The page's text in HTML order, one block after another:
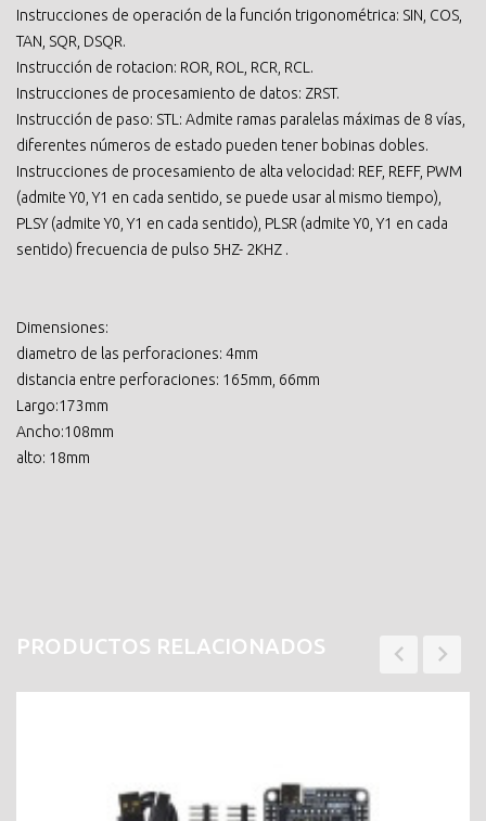
Instrucciones de operación de la función trigonométrica: SIN, COS,
TAN, SQR, DSQR.
Instrucción de rotacion: ROR, ROL, RCR, RCL.
Instrucciones de procesamiento de datos: ZRST.
Instrucción de paso: STL: Admite ramas paralelas máximas de 8 vías,
diferentes números de estado pueden tener bobinas dobles.
Instrucciones de procesamiento de alta velocidad: REF, REFF, PWM
(admite Y0, Y1 en cada sentido, se puede usar al mismo tiempo),
PLSY (admite Y0, Y1 en cada sentido), PLSR (admite Y0, Y1 en cada
sentido) frecuencia de pulso 5HZ- 2KHZ .
Dimensiones:
diametro de las perforaciones: 4mm
distancia entre perforaciones: 165mm, 66mm
Largo:173mm
Ancho:108mm
alto: 18mm
PRODUCTOS RELACIONADOS